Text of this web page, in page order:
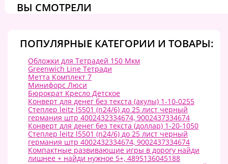
ВЫ СМОТРЕЛИ
ПОПУЛЯРНЫЕ КАТЕГОРИИ И ТОВАРЫ:
Обложки для Тетрадей 150 Мкм
Greenwich Line Тетради
Метта Комплект 7
Минифорс Люси
Бюрократ Кресло Детское
Конверт для денег без текста (акулы) 1-10-0255
Степлер leitz l5501 (n24/6) до 25 лист черный
германия штр 4002432334674, 9002437334674
Конверт для денег без текста (доллар) 1-20-1050
Степлер leitz l5501 (n24/6) до 25 лист черный
германия штр 4002432334674, 9002437334674
Компактные развивающие игры в дорогу найди
лишнее + найди нужное 5+, 4895136045188